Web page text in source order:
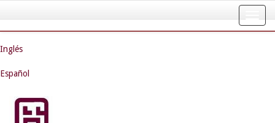
navigation
Inglés
Español